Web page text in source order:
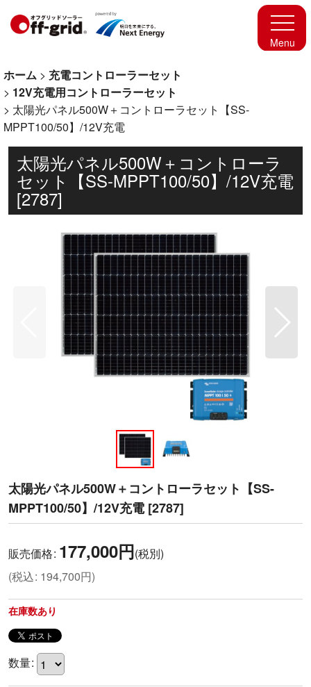
ホーム > 充電コントローラーセット
> 12V充電用コントローラーセット
> 太陽光パネル500W＋コントローラセット【SS-
MPPT100/50】/12V充電
太陽光パネル500W＋コントローラ
セット【SS-MPPT100/50】/12V充電
[2787]
太陽光パネル500W＋コントローラセット【SS-
MPPT100/50】/12V充電 [2787]
販売価格: 177,000円(税別)
(税込: 194,700円)
在庫数あり
数量: